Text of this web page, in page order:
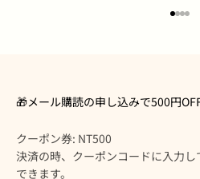
I18n
🎁メール購読の申し込みで500円
クーポン券: NT500
決済の時、クーポンコードに入力
できます。